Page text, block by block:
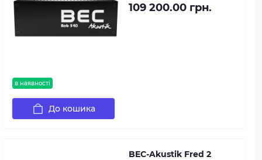
в наявності
109 200.00 грн.
До кошика
BEC-Akustik Fred 2